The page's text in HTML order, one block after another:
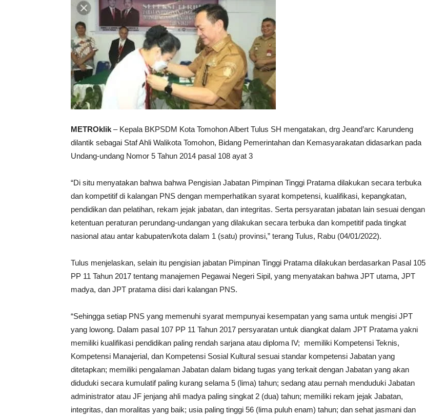
METROklik – Kepala BKPSDM Kota Tomohon Albert Tulus SH mengatakan, drg Jeand’arc Karundeng
dilantik sebagai Staf Ahli Walikota Tomohon, Bidang Pemerintahan dan Kemasyarakatan didasarkan pada
Undang-undang Nomor 5 Tahun 2014 pasal 108 ayat 3
“Di situ menyatakan bahwa bahwa Pengisian Jabatan Pimpinan Tinggi Pratama dilakukan secara terbuka
dan kompetitif di kalangan PNS dengan memperhatikan syarat kompetensi, kualifikasi, kepangkatan,
pendidikan dan pelatihan, rekam jejak jabatan, dan integritas. Serta persyaratan jabatan lain sesuai dengan
ketentuan peraturan perundang-undangan yang dilakukan secara terbuka dan kompetitif pada tingkat
nasional atau antar kabupaten/kota dalam 1 (satu) provinsi,” terang Tulus, Rabu (04/01/2022).
Tulus menjelaskan, selain itu pengisian jabatan Pimpinan Tinggi Pratama dilakukan berdasarkan Pasal 105
PP 11 Tahun 2017 tentang manajemen Pegawai Negeri Sipil, yang menyatakan bahwa JPT utama, JPT
madya, dan JPT pratama diisi dari kalangan PNS.
“Sehingga setiap PNS yang memenuhi syarat mempunyai kesempatan yang sama untuk mengisi JPT
yang lowong. Dalam pasal 107 PP 11 Tahun 2017 persyaratan untuk diangkat dalam JPT Pratama yakni
memiliki kualifikasi pendidikan paling rendah sarjana atau diploma IV; memiliki Kompetensi Teknis,
Kompetensi Manajerial, dan Kompetensi Sosial Kultural sesuai standar kompetensi Jabatan yang
ditetapkan; memiliki pengalaman Jabatan dalam bidang tugas yang terkait dengan Jabatan yang akan
diduduki secara kumulatif paling kurang selama 5 (lima) tahun; sedang atau pernah menduduki Jabatan
administrator atau JF jenjang ahli madya paling singkat 2 (dua) tahun; memiliki rekam jejak Jabatan,
integritas, dan moralitas yang baik; usia paling tinggi 56 (lima puluh enam) tahun; dan sehat jasmani dan